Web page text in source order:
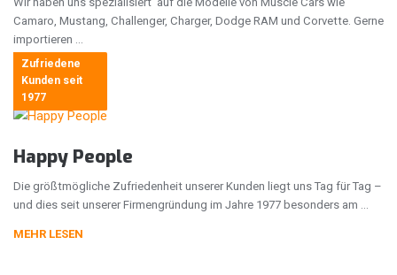
Camaro, Mustang, Challenger, Charger, Dodge RAM und Corvette. Gerne
importieren …
MEHR LESEN
Zufriedene
Kunden seit
1977
Happy People
Die größtmögliche Zufriedenheit unserer Kunden liegt uns Tag für Tag –
und dies seit unserer Firmengründung im Jahre 1977 besonders am …
MEHR LESEN